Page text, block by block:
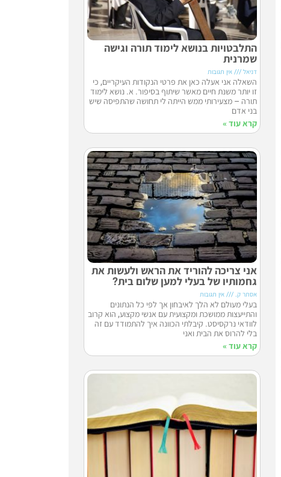
התלבטויות בנושא לימוד תורה וגישה
שמרנית
דניאל אין תגובות
השאלה אני אעלה כאן את פרטי הנקודות העיקריים, כי
זו יותר משנת חיים מאשר שיתוף בסיפור. א. נושא לימוד
תורה – מצעירותי ממש הייתה לי תחושה שהתפיסה שיש
בני אדם
קרא עוד »
אני צריכה להוריד את הראש ולעשות את
גחמותיו של בעלי למען שלום בית?
אסתר ק. אין תגובות
בעלי מעולם לא הלך לאיבחון אך לפי כל הנתונים
והתייעצות ממושכת ומקצועית עם אנשי מקצוע, הוא קרוב
לוודאי נרקסיסט. קיבלתי הכוונה איך להתמודד עם זה
בלי להרוס את הבית ואני
קרא עוד »